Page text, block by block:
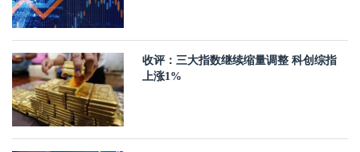
收评：三大指数继续缩量调整 科创综指
上涨1%